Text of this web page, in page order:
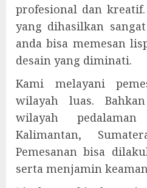
profesional dan
yang dihasilkan
anda bisa memesan
desain yang diminati.
Kami melayani
wilayah luas.
wilayah
Kalimantan,
Pemesanan bisa
serta menjamin